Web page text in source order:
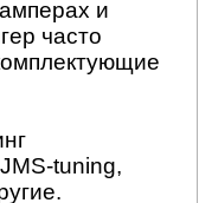
и
часто
tuning,